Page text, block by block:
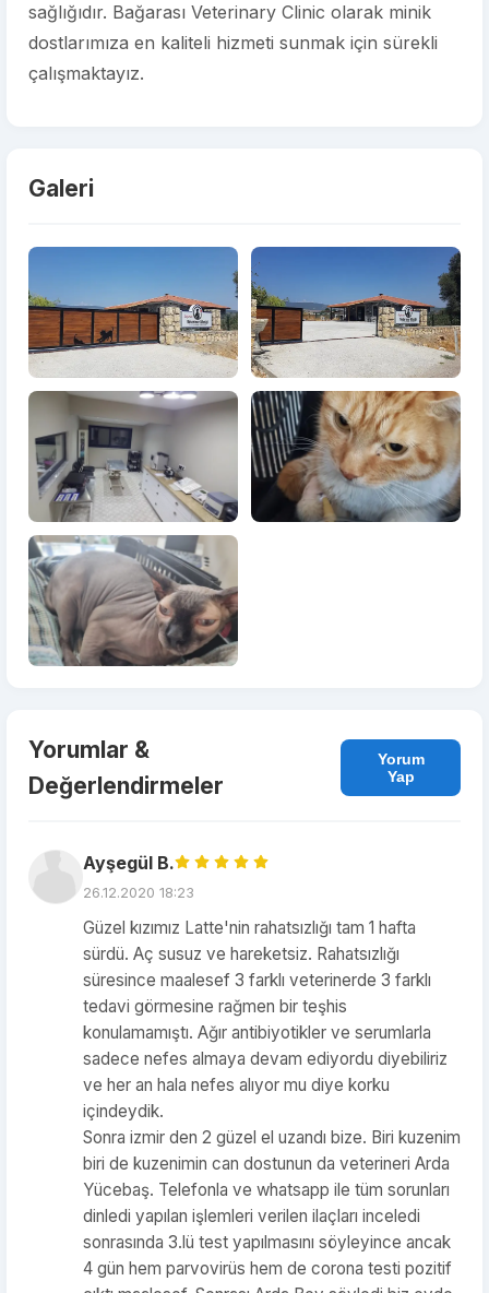
sağlığıdır. Bağarası Veterinary Clinic olarak minik
dostlarımıza en kaliteli hizmeti sunmak için sürekli
çalışmaktayız.
Galeri
Yorumlar &
Değerlendirmeler
Yorum
Yap
Ayşegül B.
26.12.2020 18:23
Güzel kızımız Latte'nin rahatsızlığı tam 1 hafta
sürdü. Aç susuz ve hareketsiz. Rahatsızlığı
süresince maalesef 3 farklı veterinerde 3 farklı
tedavi görmesine rağmen bir teşhis
konulamamıştı. Ağır antibiyotikler ve serumlarla
sadece nefes almaya devam ediyordu diyebiliriz
ve her an hala nefes alıyor mu diye korku
içindeydik.
Sonra izmir den 2 güzel el uzandı bize. Biri kuzenim
biri de kuzenimin can dostunun da veterineri Arda
Yücebaş. Telefonla ve whatsapp ile tüm sorunları
dinledi yapılan işlemleri verilen ilaçları inceledi
sonrasında 3.lü test yapılmasını söyleyince ancak
4 gün hem parvovirüs hem de corona testi pozitif